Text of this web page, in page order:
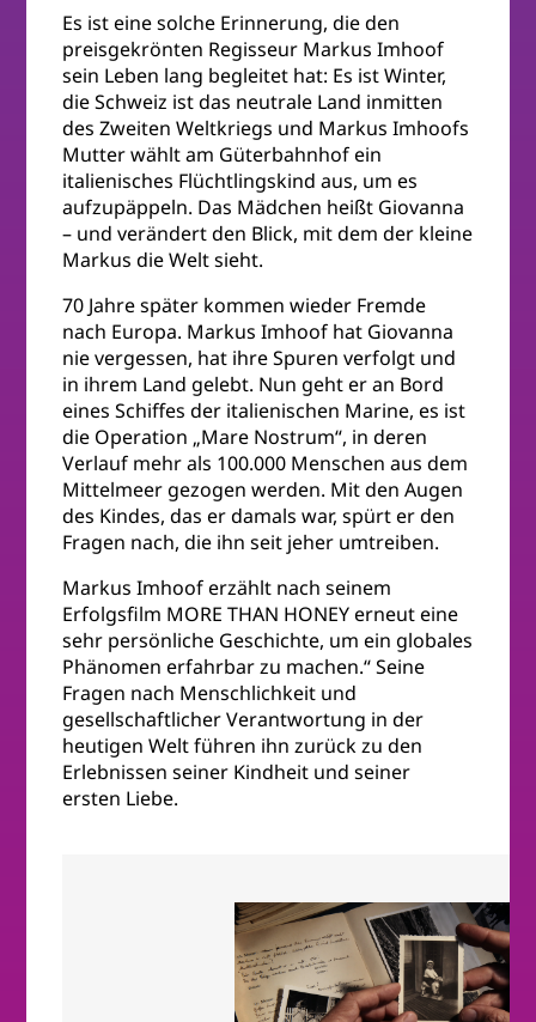
Es ist eine solche Erinnerung, die den
preisgekrönten Regisseur Markus Imhoof
sein Leben lang begleitet hat: Es ist Winter,
die Schweiz ist das neutrale Land inmitten
des Zweiten Weltkriegs und Markus Imhoofs
Mutter wählt am Güterbahnhof ein
italienisches Flüchtlingskind aus, um es
aufzupäppeln. Das Mädchen heißt Giovanna
– und verändert den Blick, mit dem der kleine
Markus die Welt sieht.
70 Jahre später kommen wieder Fremde
nach Europa. Markus Imhoof hat Giovanna
nie vergessen, hat ihre Spuren verfolgt und
in ihrem Land gelebt. Nun geht er an Bord
eines Schiffes der italienischen Marine, es ist
die Operation „Mare Nostrum“, in deren
Verlauf mehr als 100.000 Menschen aus dem
Mittelmeer gezogen werden. Mit den Augen
des Kindes, das er damals war, spürt er den
Fragen nach, die ihn seit jeher umtreiben.
Markus Imhoof erzählt nach seinem
Erfolgsfilm MORE THAN HONEY erneut eine
sehr persönliche Geschichte, um ein globales
Phänomen erfahrbar zu machen.“ Seine
Fragen nach Menschlichkeit und
gesellschaftlicher Verant­wortung in der
heutigen Welt führen ihn zurück zu den
Erlebnissen seiner Kindheit und seiner
ersten Liebe.